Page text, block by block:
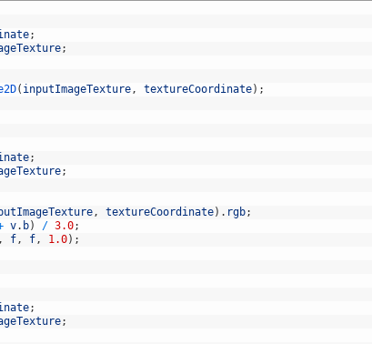
;
;
( inputImageTexture, textureCoordinate) ;
;
;
, textureCoordinate) . rgb;
v. b) / 3.0;
f, f, 1.0) ;
;
;